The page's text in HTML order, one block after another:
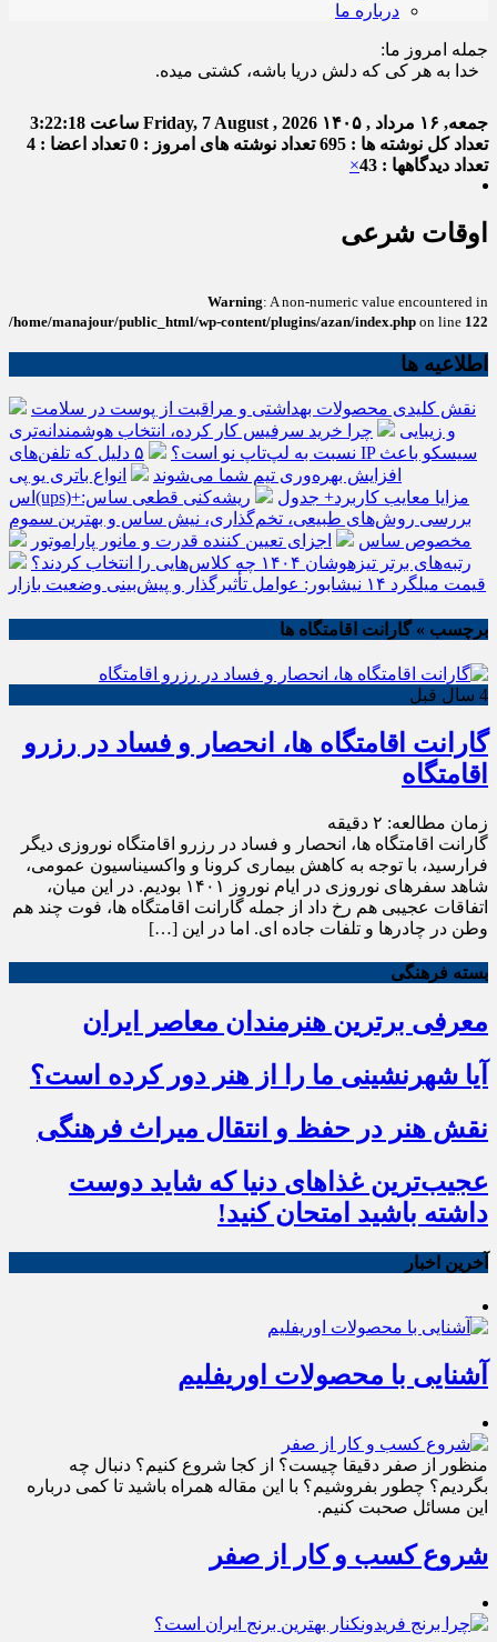
درباره ما
جمله امروز ما:
به هر کی که دلش دریا باشه، کشتی میده.
جمعه, ۱۶ مرداد , ۱۴۰۵ Friday, 7 August , 2026 ساعت 3:22:18
تعداد کل نوشته ها : 695
تعداد نوشته های امروز : 0
تعداد اعضا : 4
تعداد دیدگاهها : 43
×
اوقات شرعی
Warning: A non-numeric value encountered in
/home/manajour/public_html/wp-content/plugins/azan/index.php on line 122
اطلاعیه ها
نقش کلیدی محصولات بهداشتی و مراقبت از پوست در سلامت
و زیبایی
چرا خرید سرفیس کار کرده، انتخاب هوشمندانه‌تری
نسبت به لپ‌تاپ نو است؟
۵ دلیل که تلفن‌های IP سیسکو باعث
افزایش بهره‌وری تیم شما می‌شوند
انواع باتری یو پی
اس(ups)+مزایا معایب کاربرد+ جدول
ریشه‌کنی قطعی ساس:
بررسی روش‌های طبیعی، تخم‌گذاری، نیش ساس و بهترین سموم
مخصوص ساس
اجزای تعیین کننده قدرت و مانور پاراموتور
رتبه‌های برتر تیزهوشان ۱۴۰۴ چه کلاس‌هایی را انتخاب کردند؟
قیمت میلگرد ۱۴ نیشابور: عوامل تأثیرگذار و پیش‌بینی وضعیت بازار
برچسب » گارانت اقامتگاه ها
4 سال قبل
گارانت اقامتگاه ها، انحصار و فساد در رزرو
اقامتگاه
زمان مطالعه: ۲ دقیقه
گارانت اقامتگاه ها، انحصار و فساد در رزرو اقامتگاه نوروزی دیگر
فرارسید، با توجه به کاهش بیماری کرونا و واکسیناسیون عمومی،
شاهد سفرهای نوروزی در ایام نوروز ۱۴۰۱ بودیم. در این میان،
اتفاقات عجیبی هم رخ داد از جمله گارانت اقامتگاه ها، فوت چند هم
وطن در چادرها و تلفات جاده ای. اما در این […]
بسته فرهنگی
معرفی برترین هنرمندان معاصر ایران
آیا شهرنشینی ما را از هنر دور کرده است؟
نقش هنر در حفظ و انتقال میراث فرهنگی
عجیب‌ترین غذاهای دنیا که شاید دوست
داشته باشید امتحان کنید!
آخرین اخبار
آشنایی با محصولات اوریفلیم
منظور از صفر دقیقا چیست؟ از کجا شروع کنیم؟ دنبال چه
بگردیم؟ چطور بفروشیم؟ با این مقاله همراه باشید تا کمی درباره
این مسائل صحبت کنیم.
شروع کسب و کار از صفر